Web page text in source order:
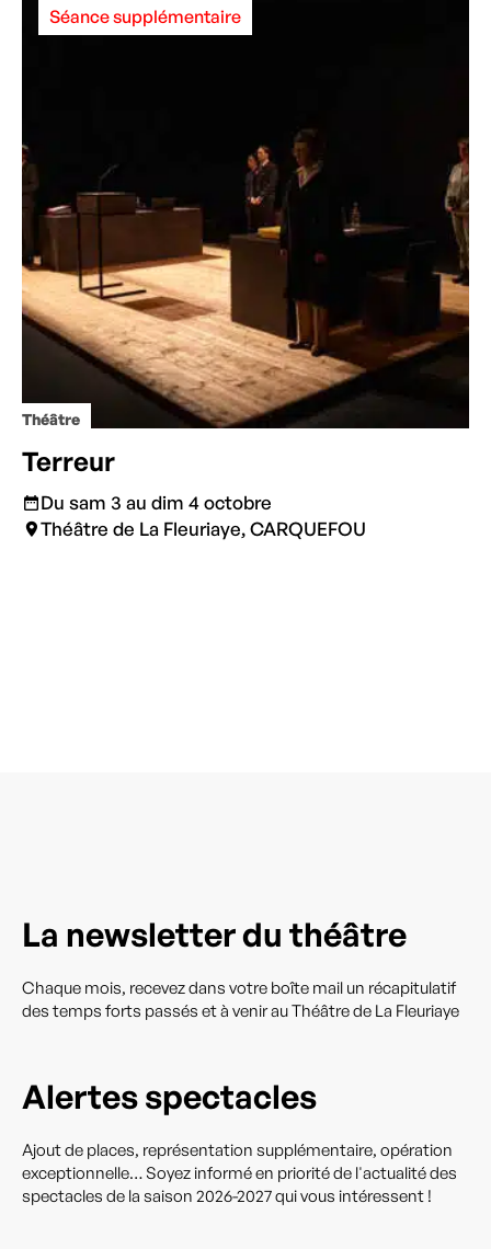
Théâtre
Séance supplémentaire
Terreur
Du sam 3 au dim 4 octobre
Théâtre de La Fleuriaye, CARQUEFOU
La newsletter du théâtre
Chaque mois, recevez dans votre boîte mail un récapitulatif
des temps forts passés et à venir au Théâtre de La Fleuriaye
Alertes spectacles
Ajout de places, représentation supplémentaire, opération
exceptionnelle… Soyez informé en priorité de l'actualité des
spectacles de la saison 2026-2027 qui vous intéressent !